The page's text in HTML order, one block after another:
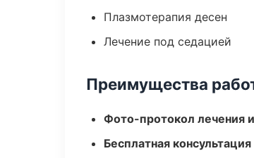
Плазмотерапия десен
Лечение под седацией
Преимущества
Фото-протокол лечения
Бесплатная